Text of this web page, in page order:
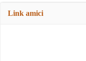
Link amici